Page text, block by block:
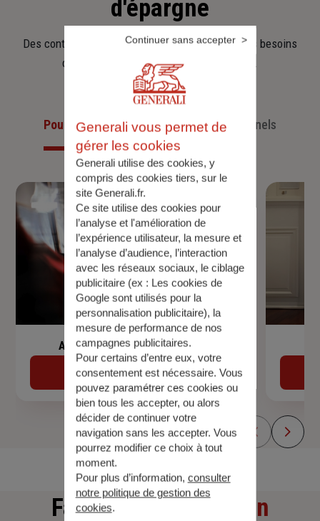
d'épargne
Des contrats clairs et flexibles pour sécuriser vos besoins
d’aujourd’hui et anticiper ceux de demain.
Pour les particuliersPour les professionnels
Assurance de prêt immobilier
Découvrir
Faitesune simulation
Generali vous permet de
gérer les cookies
Generali utilise des cookies, y
compris des cookies tiers, sur le
site Generali.fr.
Ce site utilise des cookies pour
l’analyse et l'amélioration de
l’expérience utilisateur, la mesure et
l’analyse d’audience, l’interaction
avec les réseaux sociaux, le ciblage
publicitaire (ex : Les cookies de
Google sont utilisés pour la
personnalisation publicitaire), la
mesure de performance de nos
campagnes publicitaires.
Pour certains d’entre eux, votre
consentement est nécessaire. Vous
pouvez paramétrer ces cookies ou
bien tous les accepter, ou alors
décider de continuer votre
navigation sans les accepter. Vous
pourrez modifier ce choix à tout
moment.
Pour plus d’information, consulter
notre politique de gestion des
cookies.
Continuer sans accepter